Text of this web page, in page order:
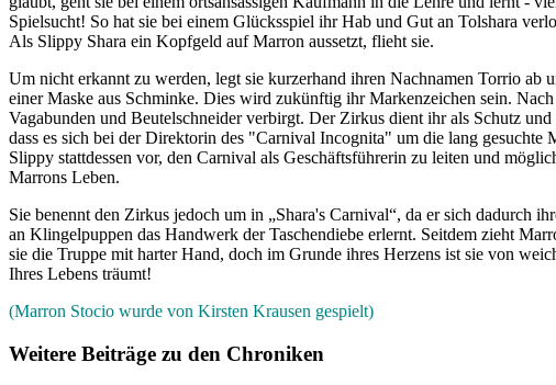
Spielsucht! So hat sie bei einem Glücksspiel ihr Hab und Gut an Tolshara
Als Slippy Shara ein Kopfgeld auf Marron aussetzt, flieht sie.
Um nicht erkannt zu werden, legt sie kurzerhand ihren Nachnamen Torrio ab
einer Maske aus Schminke. Dies wird zukünftig ihr Markenzeichen sein.
Vagabunden und Beutelschneider verbirgt. Der Zirkus dient ihr als Schutz
dass es sich bei der Direktorin des "Carnival Incognita" um die lang
Slippy stattdessen vor, den Carnival als Geschäftsführerin zu leiten und
Marrons Leben.
Sie benennt den Zirkus jedoch um in „Shara's Carnival“, da er sich dadurch
an Klingelpuppen das Handwerk der Taschendiebe erlernt. Seitdem zieht
sie die Truppe mit harter Hand, doch im Grunde ihres Herzens ist sie von
Ihres Lebens träumt!
(Marron Stocio wurde von Kirsten Krausen gespielt)
Weitere Beiträge zu den Chroniken